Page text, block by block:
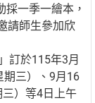
一季一繪本，
請師生參加欣
訂於115年3月
期三）、9月16
）等4日上午